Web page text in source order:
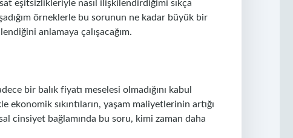
eşitsizlikleriyle nasıl ilişkilendirdiğimi sıkça
örneklerle bu sorunun ne kadar büyük bir
anlamaya çalışacağım.
bir balık fiyatı meselesi olmadığını kabul
sıkıntıların, yaşam maliyetlerinin artığı
cinsiyet bağlamında bu soru, kimi zaman daha